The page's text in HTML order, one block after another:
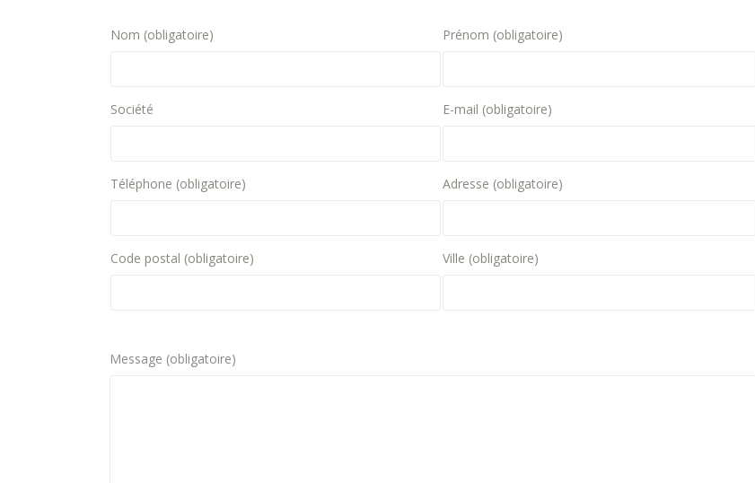
Nom (obligatoire) Prénom (obligatoire)
Société E-mail (obligatoire)
Téléphone (obligatoire) Adresse (obligatoire)
Code postal (obligatoire) Ville (obligatoire)
Message (obligatoire)